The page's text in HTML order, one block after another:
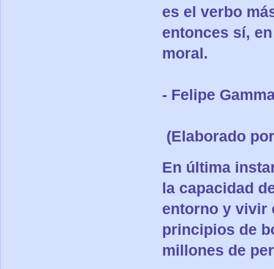
es el verbo
entonces sí,
moral.
- Felipe
(Elaborado
En última
la capacidad
entorno y vivir
principios de
millones de